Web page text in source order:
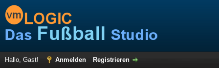
Hallo, Gast! Anmelden Registrieren